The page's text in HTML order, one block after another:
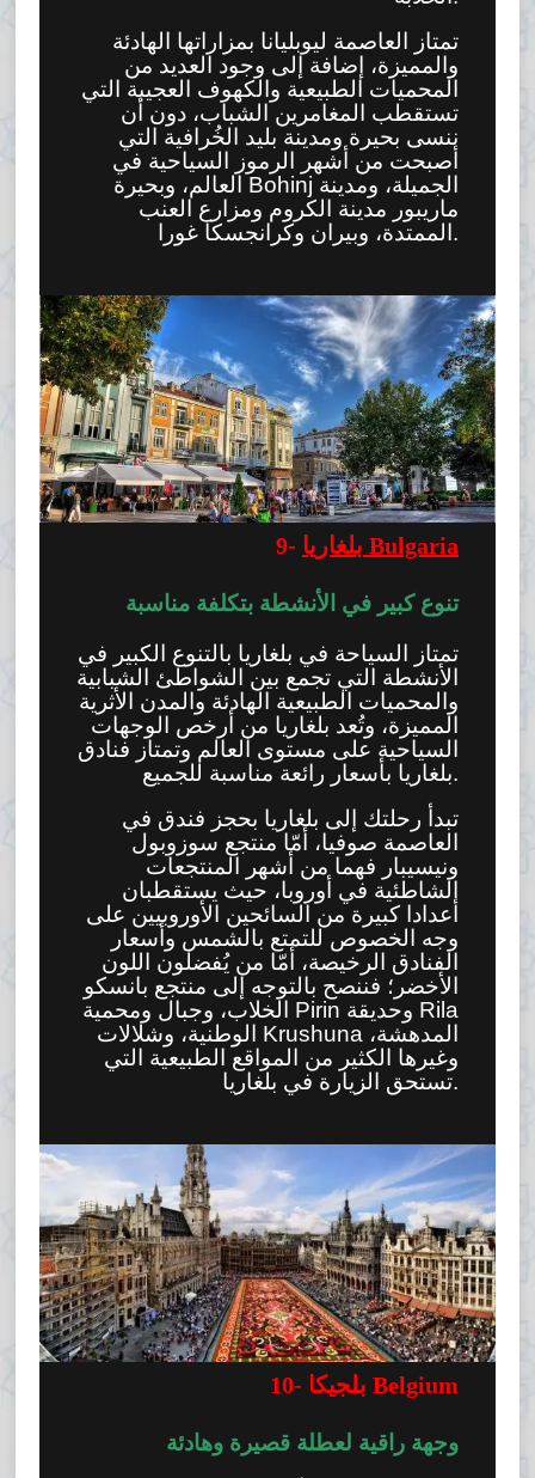
تمتاز العاصمة ليوبليانا بمزاراتها الهادئة
والمميزة، إضافة إلى وجود العديد من
المحميات الطبيعية والكهوف العجيبة التي
تستقطب المغامرين الشباب، دون أن
ننسى بحيرة ومدينة بليد الخُرافية التي
أصبحت من أشهر الرموز السياحية في
العالم، وبحيرة Bohinj الجميلة، ومدينة
ماريبور مدينة الكروم ومزارع العنب
الممتدة، وبيران وكرانجسكا غورا.
9- بلغاريا Bulgaria
تنوع كبير في الأنشطة بتكلفة مناسبة
تمتاز السياحة في بلغاريا بالتنوع الكبير في
الأنشطة التي تجمع بين الشواطئ الشبابية
والمحميات الطبيعية الهادئة والمدن الأثرية
المميزة، وتُعد بلغاريا من أرخص الوجهات
السياحية على مستوى العالم وتمتاز فنادق
بلغاريا بأسعار رائعة مناسبة للجميع.
تبدأ رحلتك إلى بلغاريا بحجز فندق في
العاصمة صوفيا، أمّا منتجع سوزوبول
ونيسيبار فهما من أشهر المنتجعات
الشاطئية في أوروبا، حيث يستقطبان
أعدادا كبيرة من السائحين الأوروبيين على
وجه الخصوص للتمتع بالشمس وأسعار
الفنادق الرخيصة، أمّا من يُفضلون اللون
الأخضر؛ فننصح بالتوجه إلى منتجع بانسكو
الخلاب، وجبال ومحمية Pirin وحديقة Rila
الوطنية، وشلالات Krushuna المدهشة،
وغيرها الكثير من المواقع الطبيعية التي
تستحق الزيارة في بلغاريا.
10- بلجيكا Belgium
وجهة راقية لعطلة قصيرة وهادئة